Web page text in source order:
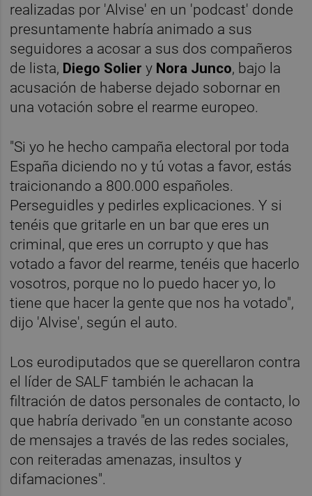
realizadas por 'Alvise' en un 'podcast' donde
presuntamente habría animado a sus
seguidores a acosar a sus dos compañeros
de lista, Diego Solier y Nora Junco, bajo la
acusación de haberse dejado sobornar en
una votación sobre el rearme europeo.
"Si yo he hecho campaña electoral por toda
España diciendo no y tú votas a favor, estás
traicionando a 800.000 españoles.
Perseguidles y pedirles explicaciones. Y si
tenéis que gritarle en un bar que eres un
criminal, que eres un corrupto y que has
votado a favor del rearme, tenéis que hacerlo
vosotros, porque no lo puedo hacer yo, lo
tiene que hacer la gente que nos ha votado",
dijo 'Alvise', según el auto.
Los eurodiputados que se querellaron contra
el líder de SALF también le achacan la
filtración de datos personales de contacto, lo
que habría derivado "en un constante acoso
de mensajes a través de las redes sociales,
con reiteradas amenazas, insultos y
difamaciones".